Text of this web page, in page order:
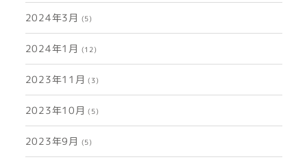
2024年3月 (5)
2024年1月 (12)
2023年11月 (3)
2023年10月 (5)
2023年9月 (5)